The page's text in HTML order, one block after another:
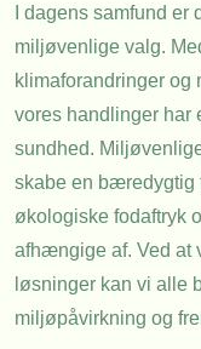
I dagens samfund
miljøvenlige valg.
klimaforandringer og
vores handlinger har
sundhed.
skabe en bæredygtig
økologiske fodaftryk
afhængige af. Ved at
løsninger kan vi alle
miljøpåvirkning og